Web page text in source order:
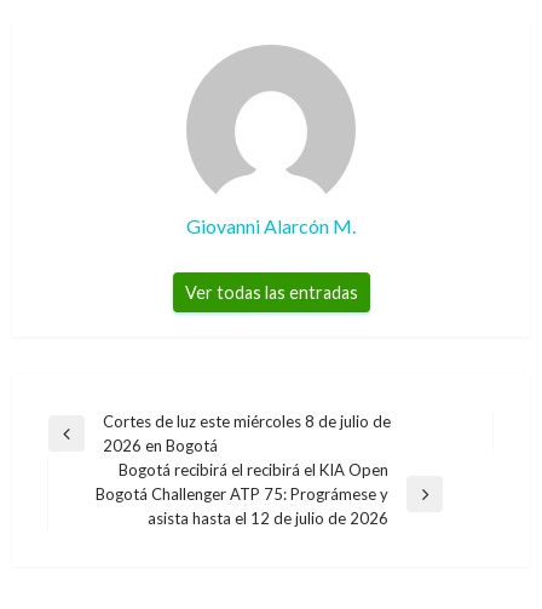
Giovanni Alarcón M.
Ver todas las entradas
Navegación
entradas
Entrada
Cortes de luz este miércoles 8 de julio de
2026 en Bogotá
Entrada
Bogotá recibirá el recibirá el KIA Open
Bogotá Challenger ATP 75: Prográmese y
asista hasta el 12 de julio de 2026